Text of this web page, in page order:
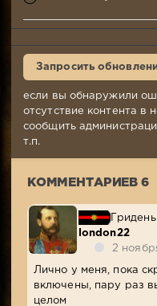
london22
2019,
10:56
Комментариев:
080
Запросить
если вы обнаружили
отсутствие контента в
сообщить
т.п.
КОММЕНТАРИЕВ 6
Гридень
london22
2
Лично у меня, пока
включены, пару раз
целом